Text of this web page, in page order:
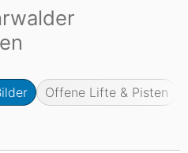
Offene Lifte & Pisten